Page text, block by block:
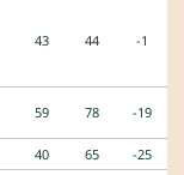
43 44 -1
59 78 -19
40 65 -25